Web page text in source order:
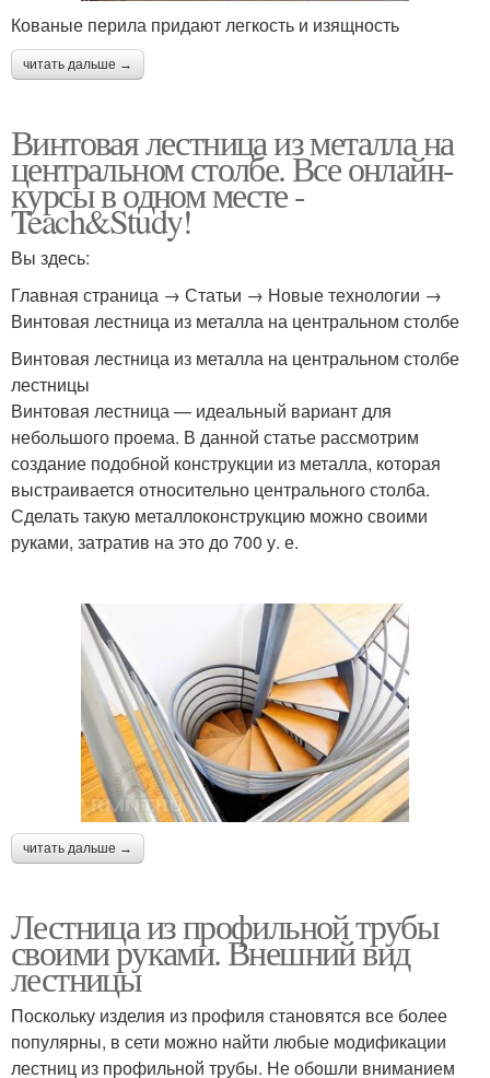
Кованые перила придают легкость и изящность
читать дальше →
Винтовая лестница из металла на
центральном столбе. Все онлайн-
курсы в одном месте -
Teach&Study!
Вы здесь:
Главная страница → Статьи → Новые технологии →
Винтовая лестница из металла на центральном столбе
Винтовая лестница из металла на центральном столбе
лестницы
Винтовая лестница — идеальный вариант для
небольшого проема. В данной статье рассмотрим
создание подобной конструкции из металла, которая
выстраивается относительно центрального столба.
Сделать такую металлоконструкцию можно своими
руками, затратив на это до 700 у. е.
читать дальше →
Лестница из профильной трубы
своими руками. Внешний вид
лестницы
Поскольку изделия из профиля становятся все более
популярны, в сети можно найти любые модификации
лестниц из профильной трубы. Не обошли вниманием